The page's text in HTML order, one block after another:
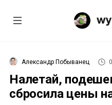
Александр Побыванец
Налетай,
сбросила цены